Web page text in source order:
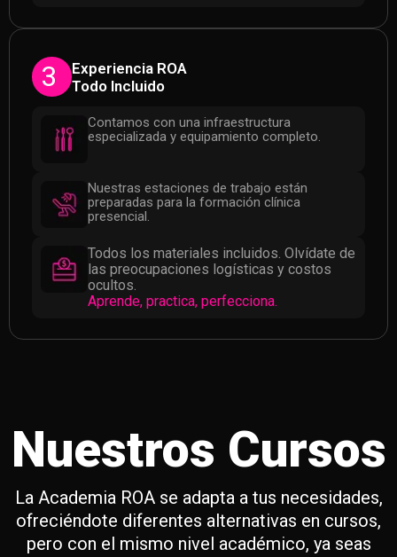
3
Experiencia ROA
Todo Incluido
Contamos con una infraestructura
especializada y equipamiento completo.
Nuestras estaciones de trabajo están
preparadas para la formación clínica
presencial.
Todos los materiales incluidos. Olvídate de
las preocupaciones logísticas y costos
ocultos.
Aprende, practica, perfecciona.
Nuestros Cursos
La Academia ROA se adapta a tus necesidades,
ofreciéndote diferentes alternativas en cursos,
pero con el mismo nivel académico, ya seas